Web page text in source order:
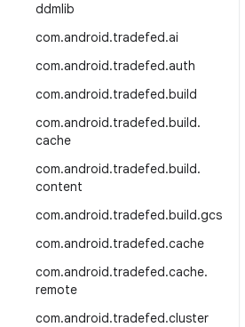
ddmlib
com.android.tradefed.ai
com.android.tradefed.auth
com.android.tradefed.build
com.android.tradefed.build.
cache
com.android.tradefed.build.
content
com.android.tradefed.build.gcs
com.android.tradefed.cache
com.android.tradefed.cache.
remote
com.android.tradefed.cluster